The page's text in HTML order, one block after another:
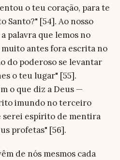
o teu coração, para te
Santo?" [54]. Ao nosso
palavra que lemos no
muito antes fora escrita no
do poderoso se levantar
o teu lugar" [55].
o que diz a Deus —
imundo no terceiro
serei espírito de mentira
profetas" [56].
de nós mesmos cada